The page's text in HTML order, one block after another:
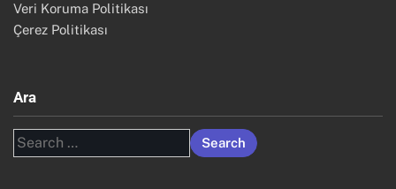
Veri Koruma Politikası
Çerez Politikası
Ara
Search
for: